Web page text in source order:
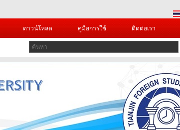
ดาวน์โหลด คู่มือการใช้ ติดต่อเรา